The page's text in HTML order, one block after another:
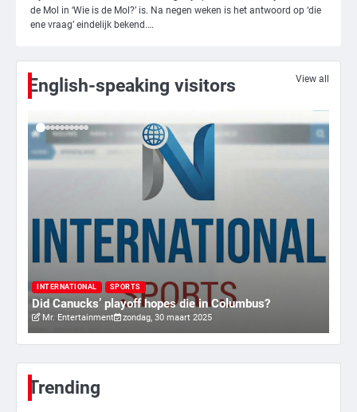
de Mol in ‘Wie is de Mol?’ is. Na negen weken is het antwoord op ‘die
ene vraag’ eindelijk bekend.…
English-speaking visitors View all
INTERNATIONAL SPORTS
Did Canucks’ playoff hopes die in Columbus?
Mr. Entertainment zondag, 30 maart 2025
Trending
4
eigen zoon hoofdverdachte
Israël doodt hoogste Hezbollah-leider
sinds einde oorlog, samen met
meerdere omwonenden
Mr. Gamer
6
Tilburgse wethouder: ‘Alle vertrouwen
in nieuwe aanpak van begeleiding
ondanks onrust’
1